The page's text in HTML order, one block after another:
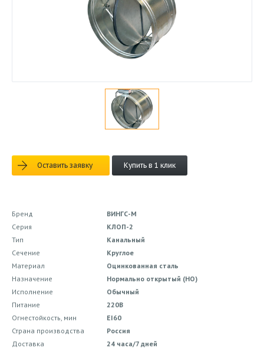
Оставить заявку Купить в 1 клик
Бренд
ВИНГС-М
Серия
КЛОП-2
Тип
Канальный
Сечение
Круглое
Материал
Оцинкованная сталь
Назначение
Нормально открытый (НО)
Исполнение
Обычный
Питание
220В
Огнестойкость, мин
EI60
Страна производства
Россия
Доставка
24 часа/7 дней